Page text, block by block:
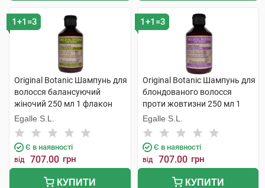
1+1=3
Original Botanic Шампунь для
волосся балансуючий
жіночий 250 мл 1 флакон
Egalle S.L.
Є в наявності
від 707.00 грн
КУПИТИ
1+1=3
Original Botanic Шампунь для
блондованого волосся
проти жовтизни 250 мл 1
флакон
Egalle S.L.
Є в наявності
від 707.00 грн
КУПИТИ